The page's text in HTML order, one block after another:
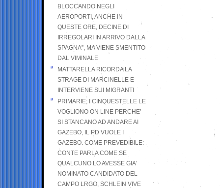
BLOCCANDO NEGLI
AEROPORTI, ANCHE IN
QUESTE ORE, DECINE DI
IRREGOLARI IN ARRIVO DALLA
SPAGNA”, MA VIENE SMENTITO
DAL VIMINALE
MATTARELLA RICORDA LA
STRAGE DI MARCINELLE E
INTERVIENE SUI MIGRANTI
PRIMARIE; I CINQUESTELLE LE
VOGLIONO ON LINE PERCHE’
SI STANCANO AD ANDARE AI
GAZEBO, IL PD VUOLE I
GAZEBO. COME PREVEDIBILE:
CONTE PARLA COME SE
QUALCUNO LO AVESSE GIA’
NOMINATO CANDIDATO DEL
CAMPO LRGO, SCHLEIN VIVE